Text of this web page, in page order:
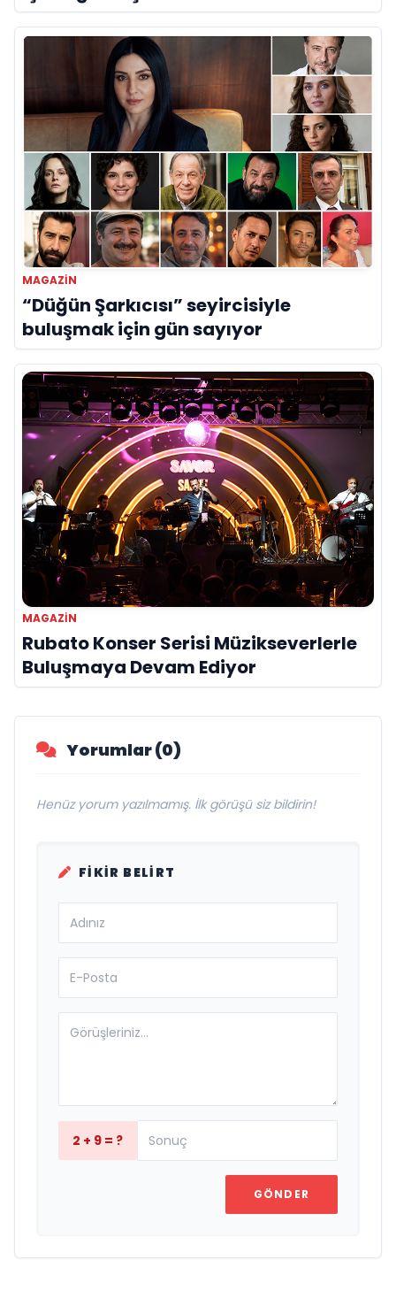
MAGAZİN
“Düğün Şarkıcısı” seyircisiyle
buluşmak için gün sayıyor
MAGAZİN
Rubato Konser Serisi Müzikseverlerle
Buluşmaya Devam Ediyor
Yorumlar (0)
Henüz yorum yazılmamış. İlk görüşü siz bildirin!
FIKIR BELIRT
2 + 9 = ?
GÖNDER